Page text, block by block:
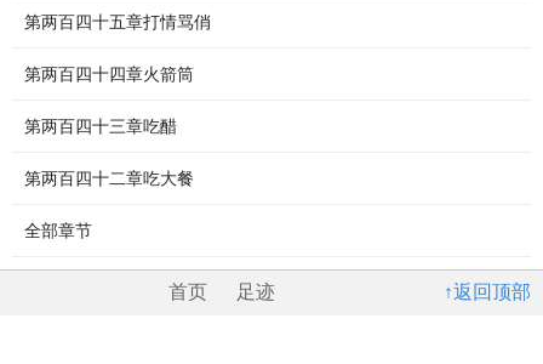
第两百四十五章打情骂俏
第两百四十四章火箭筒
第两百四十三章吃醋
第两百四十二章吃大餐
全部章节
↑返回顶部
首页 足迹